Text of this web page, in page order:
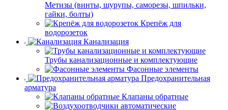
Метизы (винты, шурупы, саморезы, шпильки,
гайки, болты)
Крепёж для
водорозеток
Канализация
Трубы канализационные и комплектующие
Фасонные элементы
Предохранительная
арматура
Клапаны обратные